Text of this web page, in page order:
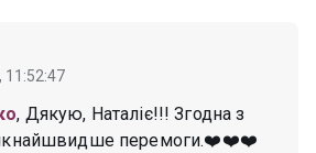
11:52:47
, Дякую, Наталіє!!! Згодна з
якнайшвидше перемоги.❤️❤️❤️